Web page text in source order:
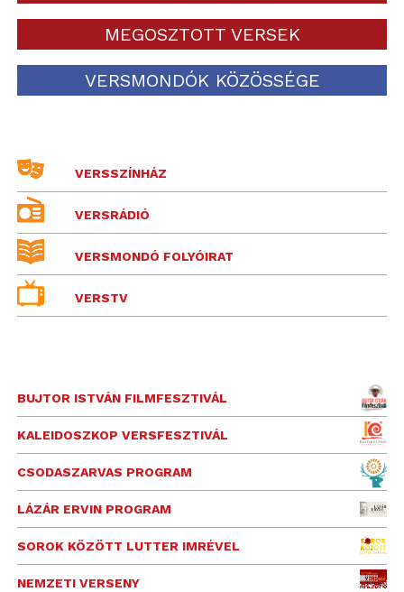
MEGOSZTOTT VERSEK
VERSMONDÓK KÖZÖSSÉGE
VERSSZÍNHÁZ
VERSRÁDIÓ
VERSMONDÓ FOLYÓIRAT
VERSTV
BUJTOR ISTVÁN FILMFESZTIVÁL
KALEIDOSZKOP VERSFESZTIVÁL
CSODASZARVAS PROGRAM
LÁZÁR ERVIN PROGRAM
SOROK KÖZÖTT LUTTER IMRÉVEL
NEMZETI VERSENY